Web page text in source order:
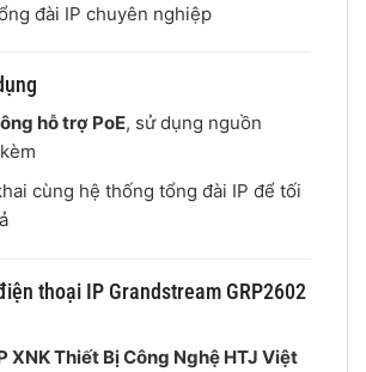
đài IP chuyên nghiệp
hỗ trợ PoE, sử dụng nguồn
cùng hệ thống tổng đài IP để tối
thoại IP Grandstream GRP2602
XNK Thiết Bị Công Nghệ HTJ Việt